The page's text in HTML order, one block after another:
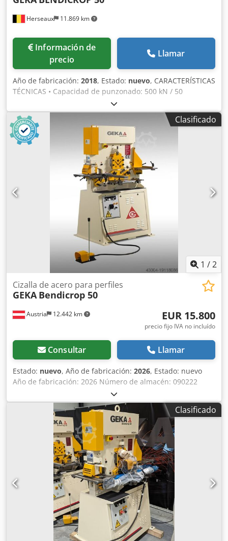
Herseaux 11.869 km
Información de
precio
Llamar
Año de fabricación: 2018, Estado: nuevo, CARACTERÍSTICAS
TÉCNICAS • Capacidad de punzonado: 500 kN / 50
toneladas • Punzonado: Ø31 x 12 mm • Ciclos por minuto
(carrera de 15 mm): 34 • Profundidad de la garganta: 177
mm Djdpfjdx Rd Uex Akvokr • Carrera: 50 mm • Ángulo en L
a 90°: 80 x 80 x 8 mm • Barras planas: 350 x 10 mm • Barras
redondas: Ø35 mm • Barras cuadradas: 30 mm • Ranurado
triangular: 90 x 42 x 10 mm • Estación de doblado: 100 x 10
mm • Motor: 3 kW • Peso neto: 950 kg
Clasificado
1 /2
Austria 12.442 km
Cizalla de acero para perfiles
GEKA Bendicrop 50
EUR 15.800
precio fijo IVA no incluído
Consultar Llamar
Estado: nuevo, Año de fabricación: 2026, Estado: nuevo
Año de fabricación: 2026 Número de almacén: 090222
Plazo de entrega: septiembre de 2026, sujeto a
disponibilidad País de origen: España Precio: 15.800 €
Cuota de arrendamiento: 303,36 € Producto más vendido:
1 Fuerza de punzonado: 50 toneladas Alcance: 177 mm
Número de estaciones: 5 Cilindro: 1 Diámetro máximo en
chapa (acero de construcción): 31 x 12 mm Dkjdpfowirahex
Akvjr Número de carreras: 34 1/min Chapa plana: 350 x 15
mm Ángulo de acero: 80 x 8 mm Acero redondo/cuadrado:
35 / 30 mm Punzón: 10 mm Dispositivo de doblado: 100 x
10 mm Motor: 3 kW Longitud: 1300 mm Anchura: 1100 mm
Altura: 1850 mm Peso: 950 kg Estación de doblado Fuerza
de presión: 50 toneladas 5 estaciones de trabajo Cizalla
para chapa con dispositivo para reducir la deformación
350 x 10 mm con ajuste de sujeción de 2° 350 x 15 mm con
Clasificado